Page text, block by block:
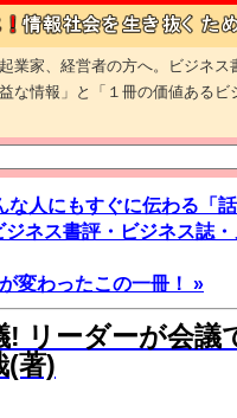
業家、経営者の方へ。ビジネ
な情報」と「１冊の価値ある
な人にもすぐに伝わる「
ジネス書評・ビジネス誌
変わったこの一冊！ »
! リーダーが会
(著)